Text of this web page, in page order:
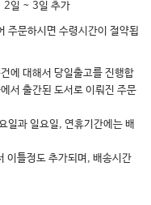
2일 ~ 3일 추가
주문하시면 수령시간이 절약됩
에 대해서 당일출고를 진행합
서 출간된 도서로 이뤄진 주문
일과 일요일, 연휴기간에는 배
이틀정도 추가되며, 배송시간